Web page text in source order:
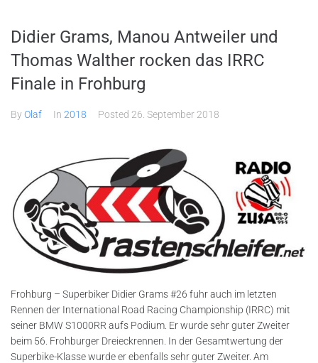
Didier Grams, Manou Antweiler und
Thomas Walther rocken das IRRC
Finale in Frohburg
ByOlaf In 2018 Posted 26. September 2018
Frohburg – Superbiker Didier Grams #26 fuhr auch im letzten
Rennen der International Road Racing Championship (IRRC) mit
seiner BMW S1000RR aufs Podium. Er wurde sehr guter Zweiter
beim 56. Frohburger Dreieckrennen. In der Gesamtwertung der
Superbike-Klasse wurde er ebenfalls sehr guter Zweiter. Am